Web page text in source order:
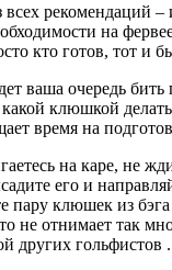
всех рекомендаций –
на
кто готов, тот и
ваша очередь
какой клюшкой
время на
на каре, не
его и
пару клюшек из
не отнимает так
других гольфистов .